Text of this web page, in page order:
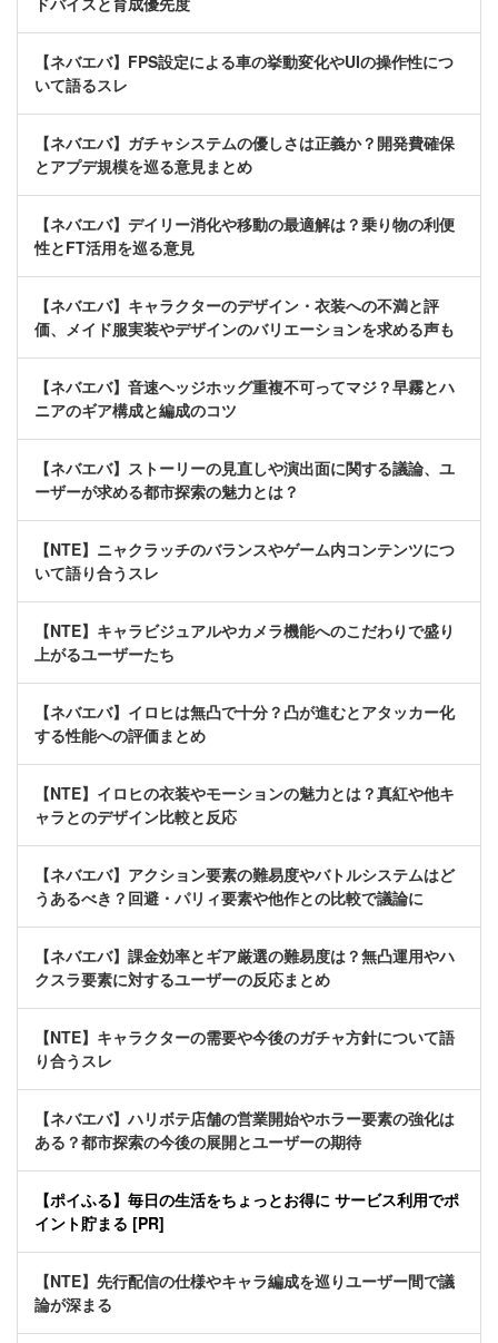
【ネバエバ】FPS設定による車の挙動変化やUIの操作性につ
いて語るスレ
【ネバエバ】ガチャシステムの優しさは正義か？開発費確保
とアプデ規模を巡る意見まとめ
【ネバエバ】デイリー消化や移動の最適解は？乗り物の利便
性とFT活用を巡る意見
【ネバエバ】キャラクターのデザイン・衣装への不満と評
価、メイド服実装やデザインのバリエーションを求める声も
【ネバエバ】音速ヘッジホッグ重複不可ってマジ？早霧とハ
ニアのギア構成と編成のコツ
【ネバエバ】ストーリーの見直しや演出面に関する議論、ユ
ーザーが求める都市探索の魅力とは？
【NTE】ニャクラッチのバランスやゲーム内コンテンツにつ
いて語り合うスレ
【NTE】キャラビジュアルやカメラ機能へのこだわりで盛り
上がるユーザーたち
【ネバエバ】イロヒは無凸で十分？凸が進むとアタッカー化
する性能への評価まとめ
【NTE】イロヒの衣装やモーションの魅力とは？真紅や他キ
ャラとのデザイン比較と反応
【ネバエバ】アクション要素の難易度やバトルシステムはど
うあるべき？回避・パリィ要素や他作との比較で議論に
【ネバエバ】課金効率とギア厳選の難易度は？無凸運用やハ
クスラ要素に対するユーザーの反応まとめ
【NTE】キャラクターの需要や今後のガチャ方針について語
り合うスレ
【ネバエバ】ハリボテ店舗の営業開始やホラー要素の強化は
ある？都市探索の今後の展開とユーザーの期待
【ポイふる】毎日の生活をちょっとお得に サービス利用でポ
イント貯まる [PR]
【NTE】先行配信の仕様やキャラ編成を巡りユーザー間で議
論が深まる